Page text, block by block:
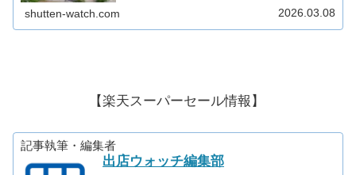
き、8店舗が出店！そんな、リーフシティ市川...
shutten-watch.com 2026.03.08
【楽天スーパーセール情報】
記事執筆・編集者
出店ウォッチ編集部